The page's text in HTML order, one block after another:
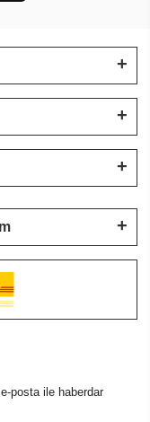
posta ile haberdar